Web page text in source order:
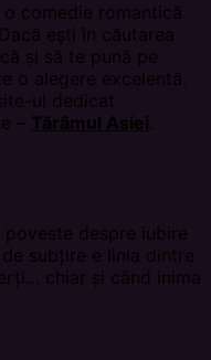
comedie romantică
ești în căutarea
și să te pună pe
o alegere excelentă.
ul dedicat
– Tărâmul Asiei.
poveste despre iubire
subțire e linia dintre
chiar și când inima